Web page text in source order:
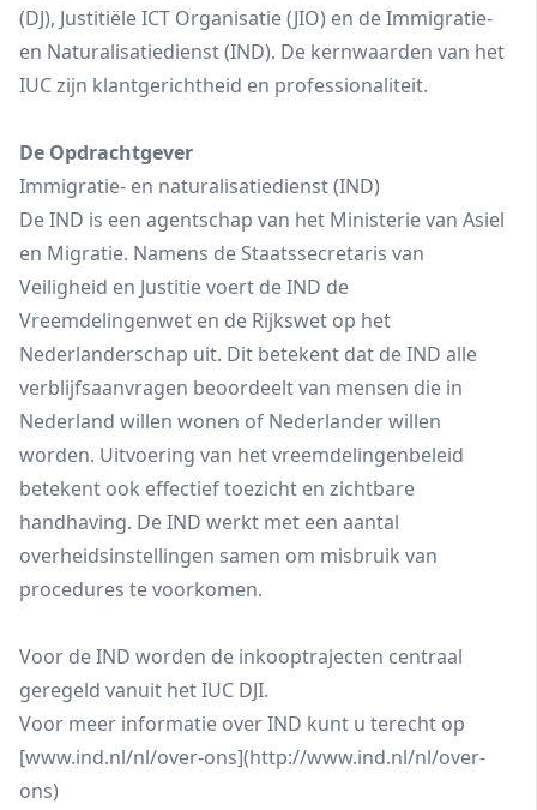
(DJ), Justitiële ICT Organisatie (JIO) en de Immigratie-
en Naturalisatiedienst (IND). De kernwaarden van het
IUC zijn klantgerichtheid en professionaliteit.
De Opdrachtgever
Immigratie- en naturalisatiedienst (IND)
De IND is een agentschap van het Ministerie van Asiel
en Migratie. Namens de Staatssecretaris van
Veiligheid en Justitie voert de IND de
Vreemdelingenwet en de Rijkswet op het
Nederlanderschap uit. Dit betekent dat de IND alle
verblijfsaanvragen beoordeelt van mensen die in
Nederland willen wonen of Nederlander willen
worden. Uitvoering van het vreemdelingenbeleid
betekent ook effectief toezicht en zichtbare
handhaving. De IND werkt met een aantal
overheidsinstellingen samen om misbruik van
procedures te voorkomen.
Voor de IND worden de inkooptrajecten centraal
geregeld vanuit het IUC DJI.
Voor meer informatie over IND kunt u terecht op
[www.ind.nl/nl/over-ons](http://www.ind.nl/nl/over-
ons)